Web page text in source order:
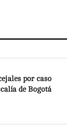
por caso
de Bogotá